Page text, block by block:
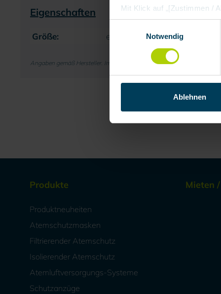
Mit Klick auf „[Zustimmen /
in unserem Shop an
Daten Ihnen nicht
Notwendig
Ablehnen
Eigenschaften
Größe: extra groß
Angaben gemäß Hersteller. Irrtum und Änderung vorbehalten.
Produkte
Produktneuheiten
Atemschutzmasken
Filtrierender Atemschutz
Isolierender Atemschutz
Atemluftversorgungs-Systeme
Schutzanzüge
Mieten